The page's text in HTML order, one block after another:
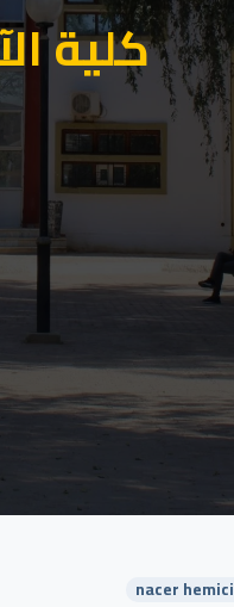
كلية
nacer hemici